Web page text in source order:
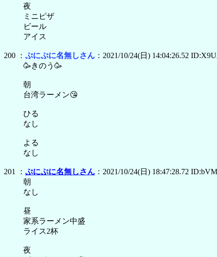
夜
ミニピザ
ビール
アイス
200 ： ぷにぷに名無しさん ：2021/10/24(日) 14:04:26.52
🥳きのう🥳
朝
台湾ラーメン😘
ひる
なし
よる
なし
201 ： ぷにぷに名無しさん ：2021/10/24(日) 18:47:28.72
朝
なし
昼
家系ラーメン中盛
ライス2杯
夜